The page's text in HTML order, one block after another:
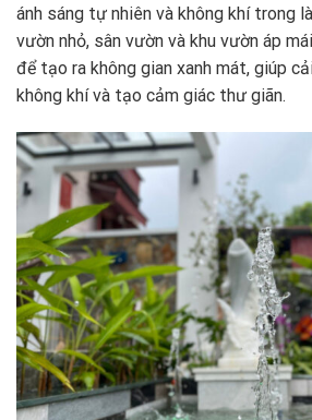
ánh sáng tự nhiên và không khí trong
vườn nhỏ, sân vườn và khu vườn áp
để tạo ra không gian xanh mát, giúp
không khí và tạo cảm giác thư giãn.